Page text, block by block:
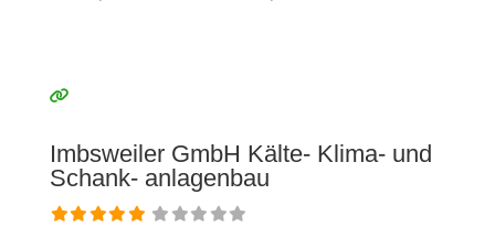
bitte mit konkreten Details an und bleiben
Imbsweiler GmbH Kälte- Klima- und
Schank- anlagenbau